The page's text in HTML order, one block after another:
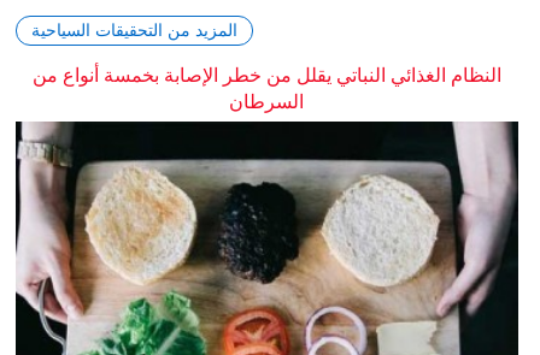
المزيد من التحقيقات السياحية
النظام الغذائي النباتي يقلل من خطر الإصابة بخمسة أنواع من
السرطان